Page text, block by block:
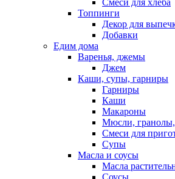
Смеси для хлеба
Топпинги
Декор для
Добавки
Едим дома
Варенья, джемы
Джем
Каши, супы, гарниры
Гарниры
Каши
Макароны
Мюсли, гранолы,
Смеси для
Супы
Масла и соусы
Масла
Соусы